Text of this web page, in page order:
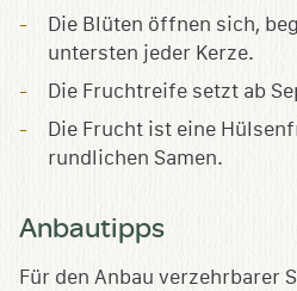
Die Blüten öffnen sich,
untersten jeder Kerze.
Die Fruchtreife setzt ab
Die Frucht ist eine
rundlichen Samen.
Anbautipps
Für den Anbau verzehrbarer